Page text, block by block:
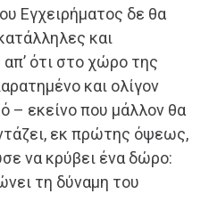
Εγχειρήματος δε θα
και
ότι στο χώρο της
και ολίγον
– εκείνο που μάλλον θα
εκ πρώτης όψεως,
να κρύβει ένα δώρο:
τη δύναμη του